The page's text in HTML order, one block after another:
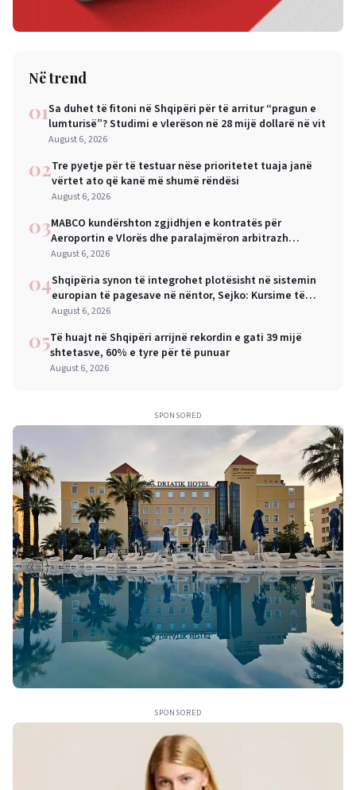
Në trend
01Sa duhet të fitoni në Shqipëri për të arritur “pragun e
lumturisë”? Studimi e vlerëson në 28 mijë dollarë në vit
August 6, 2026
02Tre pyetje për të testuar nëse prioritetet tuaja janë
vërtet ato që kanë më shumë rëndësi
August 6, 2026
03MABCO kundërshton zgjidhjen e kontratës për
Aeroportin e Vlorës dhe paralajmëron arbitrazh
ndërkombëtar
August 6, 2026
04Shqipëria synon të integrohet plotësisht në sistemin
europian të pagesave në nëntor, Sejko: Kursime të
mëdha për qytetarët dhe bizneset
August 6, 2026
05Të huajt në Shqipëri arrijnë rekordin e gati 39 mijë
shtetasve, 60% e tyre për të punuar
August 6, 2026
SPONSORED
SPONSORED